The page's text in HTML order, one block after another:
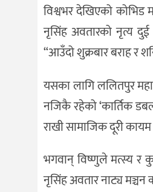
विश्वभर देखिएको कोभिड
नृसिंह अवतारको नृत्य दुई
“आउँदो शुक्रबार बराह र
यसका लागि ललितपुर
नजिकै रहेको ‘कार्तिक
राखी सामाजिक दूरी
भगवान् विष्णुले मत्स्य र
नृसिंह अवतार नाट्य मञ्चन